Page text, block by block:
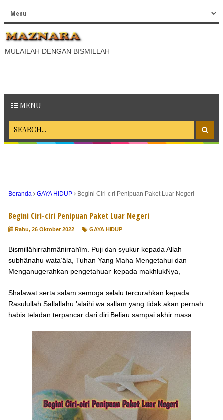
MULAILAH DENGAN BISMILLAH
MENU
Beranda GAYA HIDUP Begini Ciri-ciri Penipuan Paket Luar Negeri
Begini Ciri-ciri Penipuan Paket Luar Negeri
Rabu, 26 Oktober 2022 GAYA HIDUP
Bismillâhirrahmânirrahîm. Puji dan syukur kepada Allah
subhânahu wata’âla, Tuhan Yang Maha Mengetahui dan
Menganugerahkan pengetahuan kepada makhlukNya,
Shalawat serta salam semoga selalu tercurahkan kepada
Rasulullah Sallallahu 'alaihi wa sallam yang tidak akan pernah
habis teladan terpancar dari diri Beliau sampai akhir masa.